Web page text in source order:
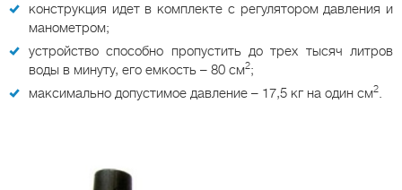
конструкция идет в комплекте с регулятором давления и
манометром;
устройство способно пропустить до трех тысяч литров
воды в минуту, его емкость – 80 см2;
максимально допустимое давление – 17,5 кг на один см2.